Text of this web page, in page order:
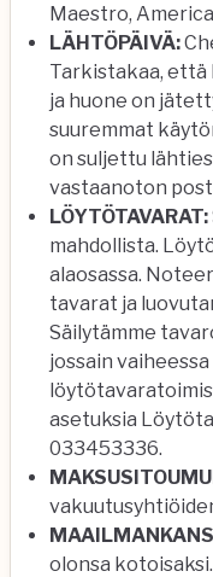
Maestro,
LÄHTÖPÄIVÄ:
Tarkistakaa, että
ja huone on
suuremmat
on suljettu
vastaanoton
LÖYTÖTAVARAT:
mahdollista.
alaosassa.
tavarat ja
Säilytämme
jossain vaiheessa
asetuksia
033453336.
olonsa kotoisaksi.